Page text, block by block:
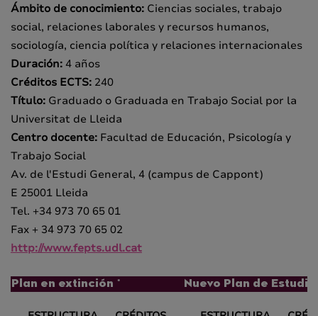
Ámbito de conocimiento: Ciencias sociales, trabajo
social, relaciones laborales y recursos humanos,
sociología, ciencia política y relaciones internacionales
Duración: 4 años
Créditos ECTS: 240
Título: Graduado o Graduada en Trabajo Social por la
Universitat de Lleida
Centro docente: Facultad de Educación, Psicología y
Trabajo Social
Av. de l'Estudi General, 4 (campus de Cappont)
E 25001 Lleida
Tel. +34 973 70 65 01
Fax + 34 973 70 65 02
http://www.fepts.udl.cat
Plan en extinción * Nuevo Plan de